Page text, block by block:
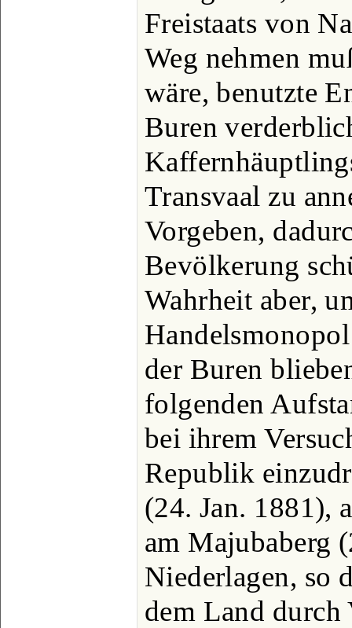
Freistaats von
Weg nehmen
wäre, benutzte
Buren
Transvaal zu
Vorgeben,
Bevölkerung
Wahrheit aber,
der Buren
folgenden
bei ihrem
Republik
(24. Jan. 1881),
am Majubaberg
Niederlagen, so
dem Land